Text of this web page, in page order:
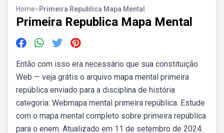
Home>Primeira Republica Mapa Mental
Primeira Republica Mapa Mental
Então com isso era necessário que sua constituição.
Web — veja grátis o arquivo mapa mental primeira
república enviado para a disciplina de história
categoria: Webmapa mental primeira república. Estude
com o mapa mental completo sobre primeira república
para o enem. Atualizado em 11 de setembro de 2024.